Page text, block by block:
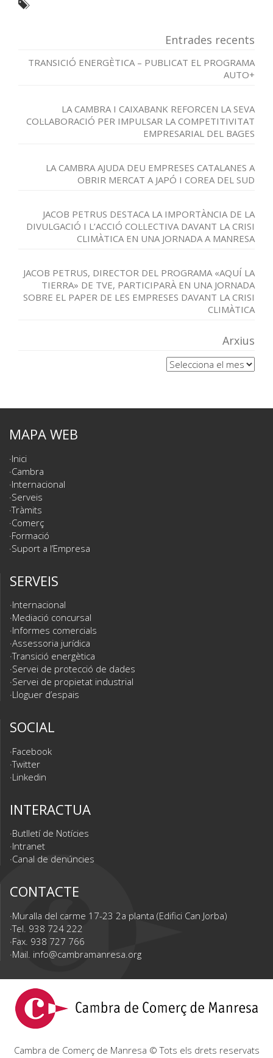
Entrades recents
TRANSICIÓ ENERGÈTICA – PUBLICAT EL PROGRAMA
AUTO+
LA CAMBRA I CAIXABANK REFORCEN LA SEVA
COL·LABORACIÓ PER IMPULSAR LA COMPETITIVITAT
EMPRESARIAL DEL BAGES
LA CAMBRA AJUDA DEU EMPRESES CATALANES A
OBRIR MERCAT A JAPÓ I COREA DEL SUD
JACOB PETRUS DESTACA LA IMPORTÀNCIA DE LA
DIVULGACIÓ I L’ACCIÓ COL·LECTIVA DAVANT LA CRISI
CLIMÀTICA EN UNA JORNADA A MANRESA
JACOB PETRUS, DIRECTOR DEL PROGRAMA «AQUÍ LA
TIERRA» DE TVE, PARTICIPARÀ EN UNA JORNADA
SOBRE EL PAPER DE LES EMPRESES DAVANT LA CRISI
CLIMÀTICA
Arxius
Arxius
MAPA WEB
Inici
Cambra
Internacional
Serveis
Tràmits
Comerç
Formació
Suport a l’Empresa
SERVEIS
Internacional
Mediació concursal
Informes comercials
Assessoria jurídica
Transició energètica
Servei de protecció de dades
Servei de propietat industrial
Lloguer d’espais
SOCIAL
Facebook
Twitter
Linkedin
INTERACTUA
Butlletí de Notícies
Intranet
Canal de denúncies
CONTACTE
Muralla del carme 17-23 2a planta (Edifici Can Jorba)
Tel. 938 724 222
Fax. 938 727 766
Mail. info@cambramanresa.org
Cambra de Comerç de Manresa © Tots els drets reservats